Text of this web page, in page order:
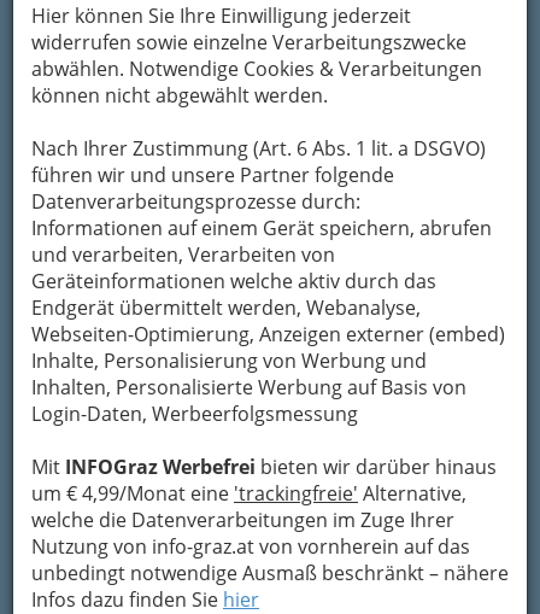
Hier können Sie Ihre Einwilligung jederzeit
widerrufen sowie einzelne Verarbeitungszwecke
abwählen. Notwendige Cookies & Verarbeitungen
können nicht abgewählt werden.
Nach Ihrer Zustimmung (Art. 6 Abs. 1 lit. a DSGVO)
führen wir und unsere Partner folgende
Datenverarbeitungsprozesse durch:
Informationen auf einem Gerät speichern, abrufen
und verarbeiten, Verarbeiten von
Geräteinformationen welche aktiv durch das
Endgerät übermittelt werden, Webanalyse,
Webseiten-Optimierung, Anzeigen externer (embed)
Inhalte, Personalisierung von Werbung und
Inhalten, Personalisierte Werbung auf Basis von
Login-Daten, Werbeerfolgsmessung
Mit INFOGraz Werbefrei bieten wir darüber hinaus
um € 4,99/Monat eine 'trackingfreie' Alternative,
welche die Datenverarbeitungen im Zuge Ihrer
Nutzung von info-graz.at von vornherein auf das
unbedingt notwendige Ausmaß beschränkt – nähere
Infos dazu finden Sie hier
ist die handwerkliche undkünstlerische
Gestaltung von Blumen- und Pflanzen-
Schmuck. Die Floristik ist eng mit
jahrhundertealten Traditionen verbunden.
So ist es im europäischen Kulturkreis üblich, zu
Festen wieTaufe, Hochzeit, Trauerfeier oder
GeburtstagBlumen zu schenken oder Räume
mit ihnen zu schmücken.
Daneben sind häufig in Geschäftsräumen und
Hotels, bei Tagungen und Messen sowie in
Wohnräumen Blumen: von traditionellen
Blumenarrangementsbis zu "floralen
Kunstobjekten".